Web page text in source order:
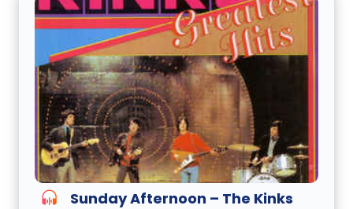
Sunday Afternoon – The Kinks